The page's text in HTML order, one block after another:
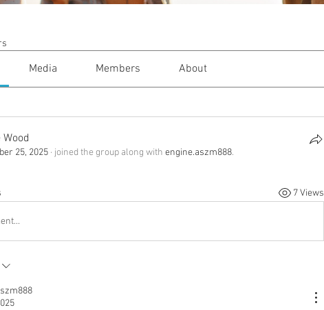
Media Members About
25, 2025 · joined the group along with engine.aszm888.
7 Views